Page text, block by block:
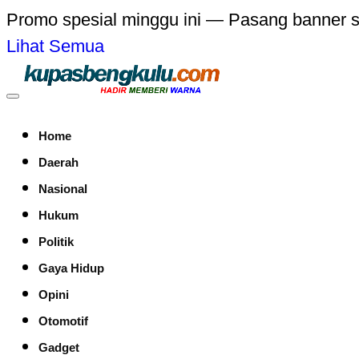
Promo spesial minggu ini — Pasang banner
Lihat Semua
Home
Daerah
Nasional
Hukum
Politik
Gaya Hidup
Opini
Otomotif
Gadget